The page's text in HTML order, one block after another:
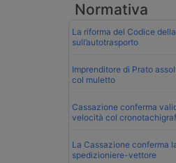
Normativa
La riforma del Codice
sull’autotrasporto
Imprenditore di Prato
col muletto
Cassazione conferma
velocità col
La Cassazione conferma
spedizioniere-vettore